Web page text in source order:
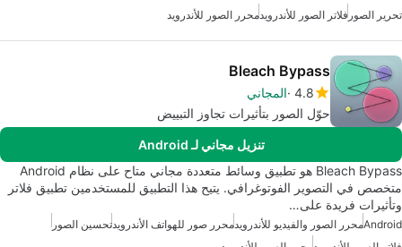
تحرير الصور فلاتر الصور للأندرويدمحرر الصور للأندرويد
Bleach Bypass
4.8 المجاني
حوّل الصور بتأثيرات تجاوز التبييض
تنزيل مجاني لـ Android
Bleach Bypass هو تطبيق وسائط متعددة مجاني متاح على نظام Android
متخصص في التصوير الفوتوغرافي. يتيح هذا التطبيق للمستخدمين تطبيق فلاتر
وتأثيرات فريدة على…
Androidمحرر الصور والفيديو للأندرويدمحرر صور للهواتف الأندرويدتحسين الصور